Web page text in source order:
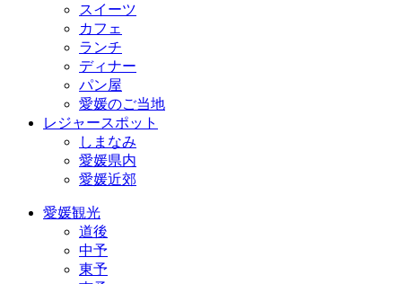
スイーツ
カフェ
ランチ
ディナー
パン屋
愛媛のご当地
レジャースポット
しまなみ
愛媛県内
愛媛近郊
愛媛観光
道後
中予
東予